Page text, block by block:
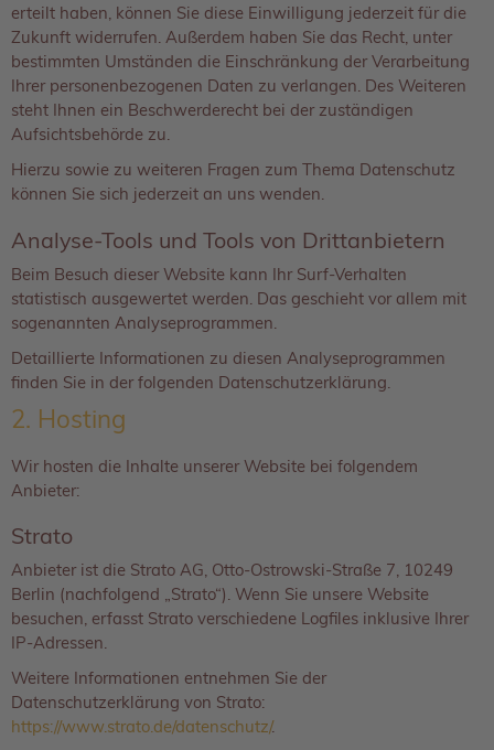
erteilt haben, können Sie diese Einwilligung jederzeit für die
Zukunft widerrufen. Außerdem haben Sie das Recht, unter
bestimmten Umständen die Einschränkung der Verarbeitung
Ihrer personenbezogenen Daten zu verlangen. Des Weiteren
steht Ihnen ein Beschwerderecht bei der zuständigen
Aufsichtsbehörde zu.
Hierzu sowie zu weiteren Fragen zum Thema Datenschutz
können Sie sich jederzeit an uns wenden.
Analyse-Tools und Tools von Dritt­anbietern
Beim Besuch dieser Website kann Ihr Surf-Verhalten
statistisch ausgewertet werden. Das geschieht vor allem mit
sogenannten Analyseprogrammen.
Detaillierte Informationen zu diesen Analyseprogrammen
finden Sie in der folgenden Datenschutzerklärung.
2. Hosting
Wir hosten die Inhalte unserer Website bei folgendem
Anbieter:
Strato
Anbieter ist die Strato AG, Otto-Ostrowski-Straße 7, 10249
Berlin (nachfolgend „Strato“). Wenn Sie unsere Website
besuchen, erfasst Strato verschiedene Logfiles inklusive Ihrer
IP-Adressen.
Weitere Informationen entnehmen Sie der
Datenschutzerklärung von Strato:
https://www.strato.de/datenschutz/.